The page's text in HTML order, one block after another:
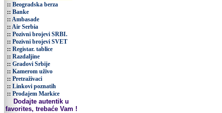
:: Beogradska berza
:: Banke
:: Ambasade
:: Air Serbia
:: Pozivni brojevi SRBI.
:: Pozivni brojevi SVET
:: Registar. tablice
:: Razdaljine
:: Gradovi Srbije
:: Kamerom uživo
:: Pretraživaci
:: Linkovi poznatih
:: Prodajem Markice
Dodajte autentik u
favorites, trebaće Vam !